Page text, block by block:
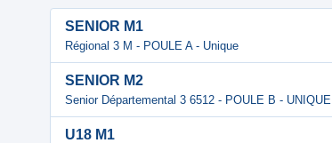
SENIOR M1
Régional 3 M - POULE A - Unique
SENIOR M2
Senior Départemental 3 6512 - POULE B - UNIQUE
U18 M1